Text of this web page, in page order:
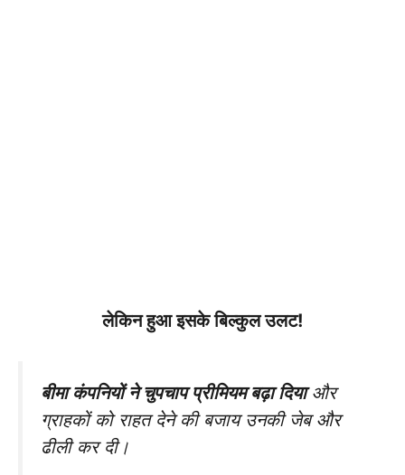
लेकिन हुआ इसके बिल्कुल उलट!
बीमा कंपनियों ने चुपचाप प्रीमियम बढ़ा दियाऔर
ग्राहकों को राहत देने की बजाय उनकी जेब और
ढीली कर दी।